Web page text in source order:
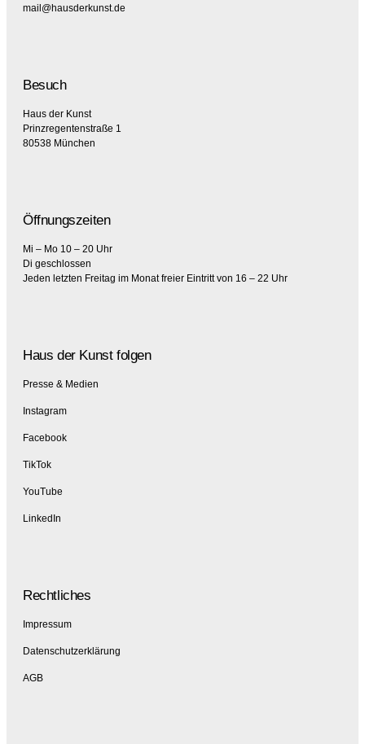
mail@hausderkunst.de
Besuch
Haus der Kunst
Prinzregentenstraße 1
80538 München
Öffnungszeiten
Mi – Mo 10 – 20 Uhr
Di geschlossen
Jeden letzten Freitag im Monat freier Eintritt von 16 – 22 Uhr
Haus der Kunst folgen
Presse & Medien
Instagram
Facebook
TikTok
YouTube
LinkedIn
Rechtliches
Impressum
Datenschutzerklärung
AGB